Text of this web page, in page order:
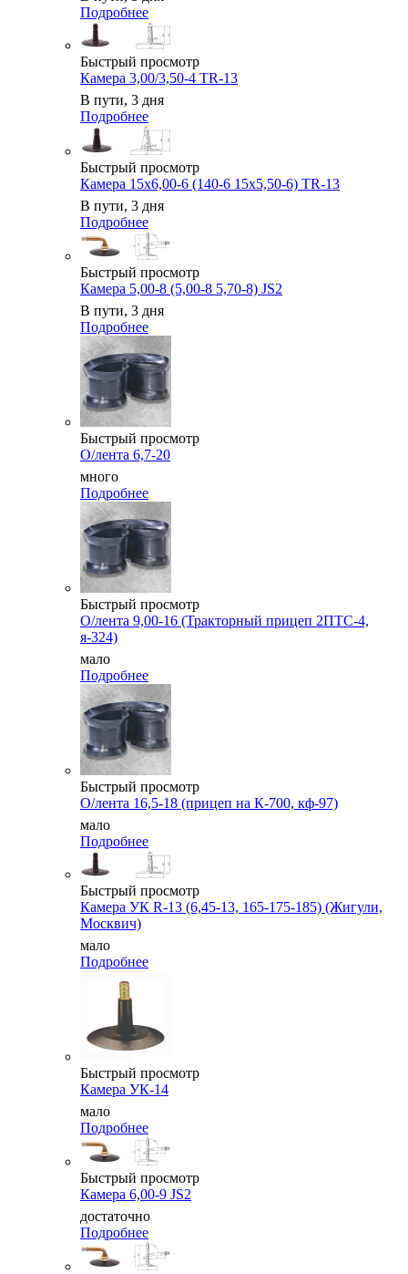
Подробнее
Быстрый просмотр
Камера 3,00/3,50-4 TR-13
В пути, 3 дня
Подробнее
Быстрый просмотр
Камера 15x6,00-6 (140-6 15x5,50-6) TR-13
В пути, 3 дня
Подробнее
Быстрый просмотр
Камера 5,00-8 (5,00-8 5,70-8) JS2
В пути, 3 дня
Подробнее
Быстрый просмотр
О/лента 6,7-20
много
Подробнее
Быстрый просмотр
О/лента 9,00-16 (Тракторный прицеп 2ПТС-4,
я-324)
мало
Подробнее
Быстрый просмотр
О/лента 16,5-18 (прицеп на К-700, кф-97)
мало
Подробнее
Быстрый просмотр
Камера УК R-13 (6,45-13, 165-175-185) (Жигули,
Москвич)
мало
Подробнее
Быстрый просмотр
Камера УК-14
мало
Подробнее
Быстрый просмотр
Камера 6,00-9 JS2
достаточно
Подробнее